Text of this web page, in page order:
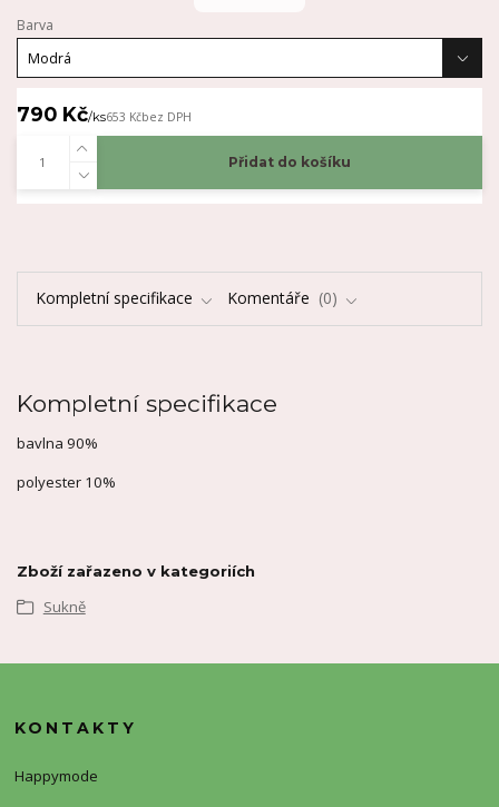
Barva
790 Kč/ks653 Kčbez DPH
Přidat do košíku
Kompletní specifikace Komentáře 0
Kompletní specifikace
bavlna 90%
polyester 10%
Zboží zařazeno v kategoriích
Sukně
KONTAKTY
Happymode